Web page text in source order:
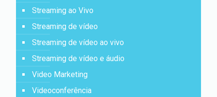
Streaming ao Vivo
Streaming de vídeo
Streaming de vídeo ao vivo
Streaming de vídeo e áudio
Video Marketing
Videoconferência